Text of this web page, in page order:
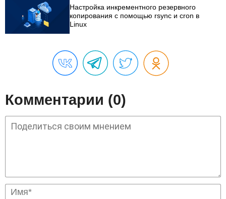
Настройка инкрементного резервного
копирования с помощью rsync и cron в
Linux
Комментарии (0)